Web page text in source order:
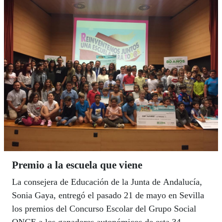
Premio a la escuela que viene
La consejera de Educación de la Junta de Andalucía,
Sonia Gaya, entregó el pasado 21 de mayo en Sevilla
los premios del Concurso Escolar del Grupo Social